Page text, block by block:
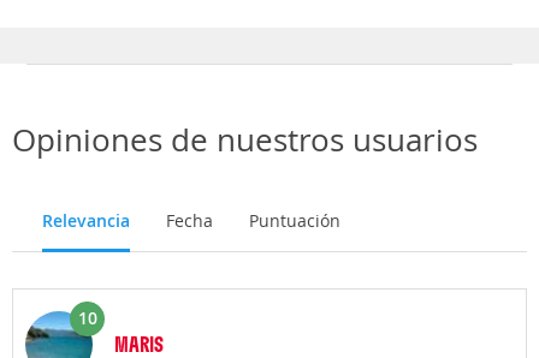
Opiniones de nuestros usuarios
Relevancia Fecha Puntuación
10
MARIS